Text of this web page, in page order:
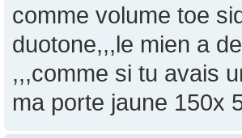
comme volume toe
duotone,,,le mien a
,,,comme si tu avais
ma porte jaune 150x